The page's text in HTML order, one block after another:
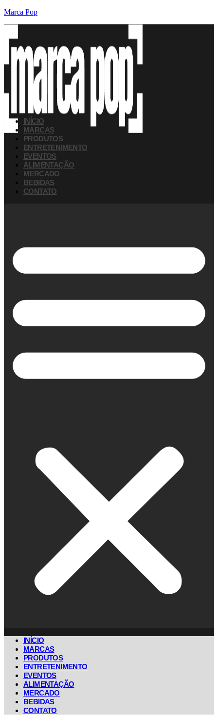
Marca Pop
INÍCIO
MARCAS
PRODUTOS
ENTRETENIMENTO
EVENTOS
ALIMENTAÇÃO
MERCADO
BEBIDAS
CONTATO
INÍCIO
MARCAS
PRODUTOS
ENTRETENIMENTO
EVENTOS
ALIMENTAÇÃO
MERCADO
BEBIDAS
CONTATO